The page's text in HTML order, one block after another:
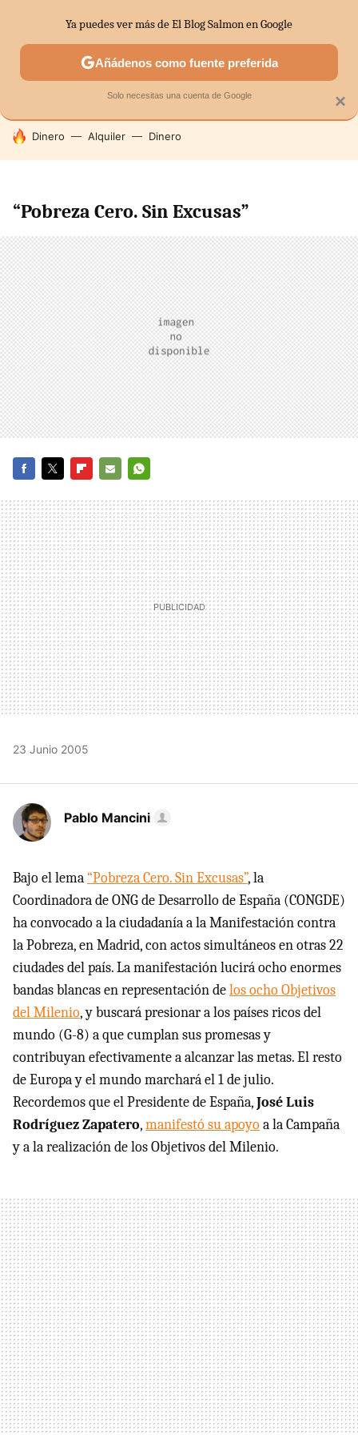
SECTORES ECONOMÍA DOMÉSTICA MERCADOS
HOY SE HABLA DE
Dinero Alquiler Dinero
“Pobreza Cero. Sin Excusas”
MAIL
23 Junio 2005
Pablo Mancini
Bajo el lema“Pobreza Cero. Sin Excusas”, la
Coordinadora de ONG de Desarrollo de España (CONGDE)
ha convocado a la ciudadanía a la Manifestación contra
la Pobreza, en Madrid, con actos simultáneos en otras 22
ciudades del país. La manifestación lucirá ocho enormes
bandas blancas en representación delos ocho Objetivos
del Milenio, y buscará presionar a los países ricos del
mundo (G-8) a que cumplan sus promesas y
contribuyan efectivamente a alcanzar las metas. El resto
de Europa y el mundo marchará el 1 de julio.
Recordemos que el Presidente de España,José Luis
Rodríguez Zapatero,manifestó su apoyoa la Campaña
y a la realización de los Objetivos del Milenio.
×
Ya puedes ver más de El Blog Salmon en Google
Añádenos como fuente preferida
Solo necesitas una cuenta de Google